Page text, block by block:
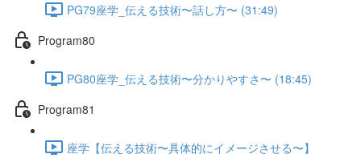
PG79座学_伝える技術〜話し方〜 (31:49)
Program80
PG80座学_伝える技術〜分かりやすさ〜 (18:45)
Program81
座学【伝える技術〜具体的にイメージさせる〜】